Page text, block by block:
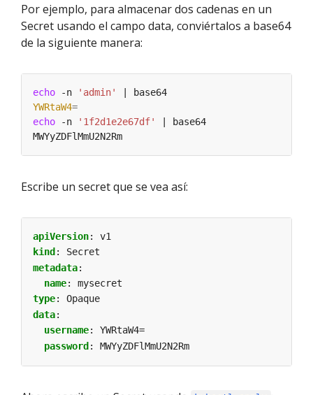
Por ejemplo, para almacenar dos cadenas en un
Secret usando el campo data, conviértalos a base64
de la siguiente manera:
echo -n 'admin'
YWRtaW4=
echo -n '1f2d1e2e67df'
Escribe un secret que se vea así:
apiVersion:
v1
kind :
Secret
metadata:
name:
mysecret
type:
Opaque
data:
username:
YWRtaW4=
password: MWYyZDFlMmU2N2Rm